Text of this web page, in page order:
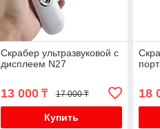
Скрабер ультразвуковой c
дисплеем N27
13 000₸ 17 000 ₸
Купить
18